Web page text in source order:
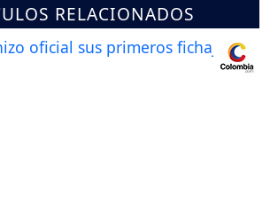
RELACIONADOS